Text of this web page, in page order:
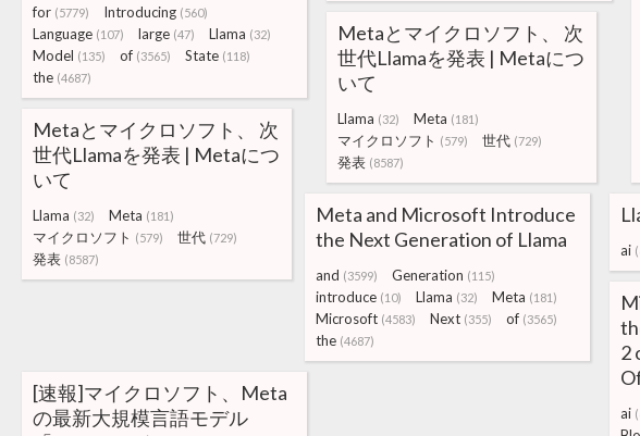
for (5779) Introducing (560)
Language (107) large (47) Llama (32)
Model (135) of (3565) State (118)
the (4687)
Metaとマイクロソフト、 次
世代Llamaを発表 | Metaにつ
いて
Llama (32) Meta (181)
マイクロソフト (579) 世代 (729)
発表 (8587)
Metaとマイクロソフト、 次
世代Llamaを発表 | Metaにつ
いて
Llama (32) Meta (181)
マイクロソフト (579) 世代 (729)
発表 (8587)
Meta and Microsoft Introduce
the Next Generation of Llama
and (3599) Generation (115)
introduce (10) Llama (32) Meta (181)
Microsoft (4583) Next (355) of (3565)
the (4687)
ai
2
ai
[速報]マイクロソフト、Meta
の最新大規模言語モデル